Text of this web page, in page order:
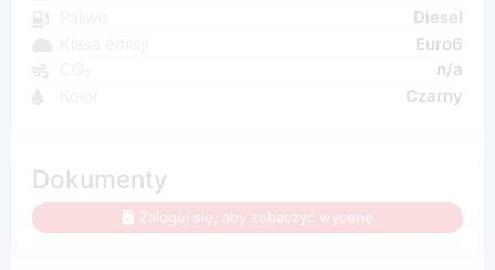
Diesel
Euro6
n/a
Czarny
Dokumenty
Zaloguj się, aby zobaczyć wycenę